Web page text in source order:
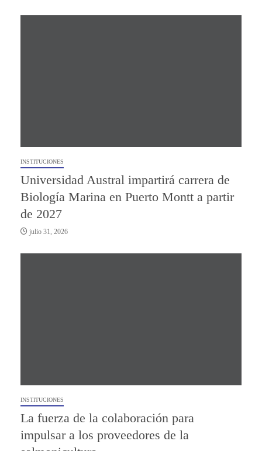
INSTITUCIONES
Universidad Austral impartirá carrera de
Biología Marina en Puerto Montt a partir
de 2027
julio 31, 2026
INSTITUCIONES
La fuerza de la colaboración para
impulsar a los proveedores de la